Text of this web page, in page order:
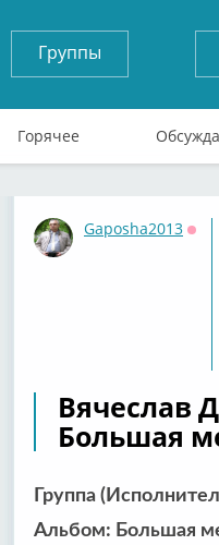
Группы
Горячее
Gaposha2013
Вячеслав
Большая
Группа
Альбом: Большая